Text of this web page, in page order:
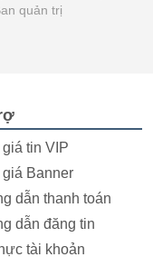
quản trị
giá tin VIP
giá Banner
dẫn thanh toán
dẫn đăng tin
tài khoản